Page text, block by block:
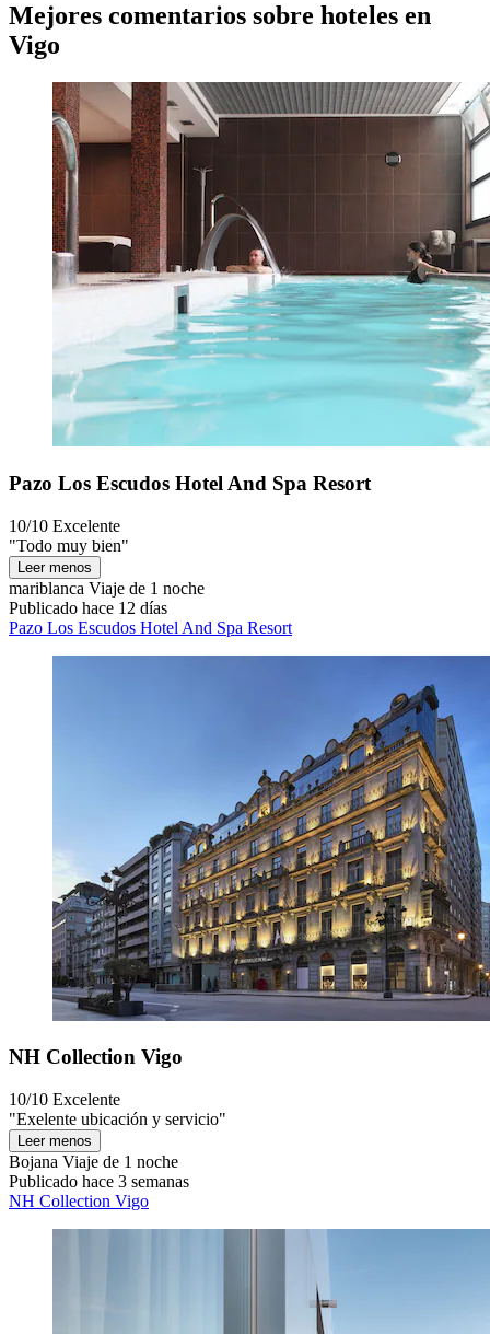
Mejores comentarios sobre hoteles en
Vigo
Pazo Los Escudos Hotel And Spa Resort
10/10 Excelente
"Todo muy bien"
Leer menos
mariblanca Viaje de 1 noche
Publicado hace 12 días
Pazo Los Escudos Hotel And Spa Resort
NH Collection Vigo
10/10 Excelente
"Exelente ubicación y servicio"
Leer menos
Bojana Viaje de 1 noche
Publicado hace 3 semanas
NH Collection Vigo